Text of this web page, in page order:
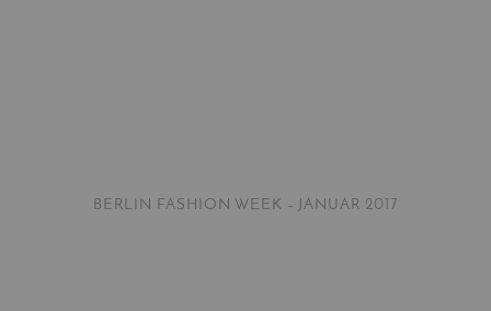
BERLIN FASHION WEEK – JANUAR 2017